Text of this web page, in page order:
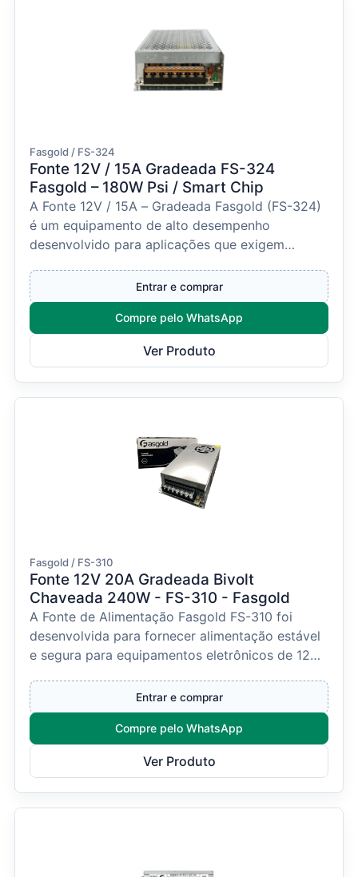
Fasgold / FS-324
Fonte 12V / 15A Gradeada FS-324
Fasgold – 180W Psi / Smart Chip
A Fonte 12V / 15A – Gradeada Fasgold (FS-324)
é um equipamento de alto desempenho
desenvolvido para aplicações que exigem
Entrar e comprar
Compre pelo WhatsApp
Ver Produto
Fasgold / FS-310
Fonte 12V 20A Gradeada Bivolt
Chaveada 240W - FS-310 - Fasgold
A Fonte de Alimentação Fasgold FS-310 foi
desenvolvida para fornecer alimentação estável
e segura para equipamentos eletrônicos de 12
Entrar e comprar
Compre pelo WhatsApp
Ver Produto